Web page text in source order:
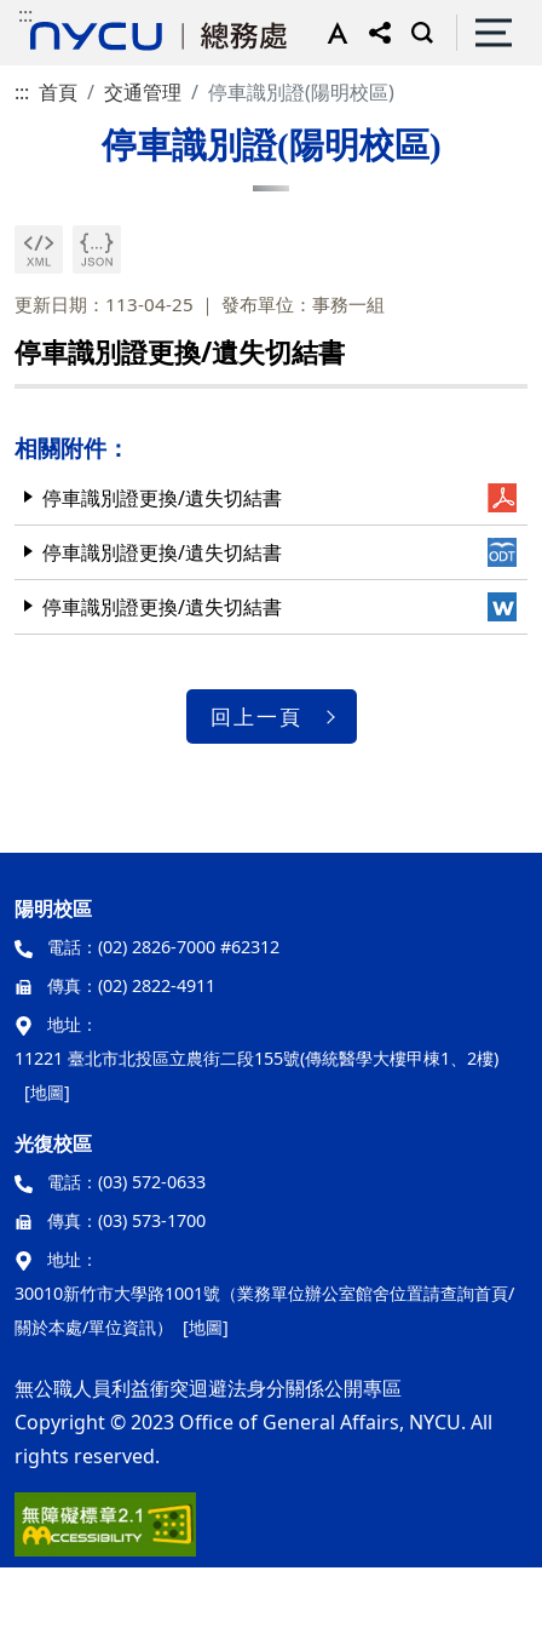
:::
::: 首頁 交通管理 停車識別證(陽明校區)
停車識別證(陽明校區)
更新日期：113-04-25 發布單位：事務一組
停車識別證更換/遺失切結書
相關附件：
停車識別證更換/遺失切結書
停車識別證更換/遺失切結書
停車識別證更換/遺失切結書
回上一頁
陽明校區
電話： (02) 2826-7000 #62312
傳真： (02) 2822-4911
地址：
11221 臺北市北投區立農街二段155號(傳統醫學大樓甲棟1、2樓)
[地圖]
光復校區
電話： (03) 572-0633
傳真： (03) 573-1700
地址：
30010新竹市大學路1001號（業務單位辦公室館舍位置請查詢首頁/
關於本處/單位資訊）
[地圖]
無公職人員利益衝突迴避法身分關係公開專區
Copyright © 2023 Office of General Affairs, NYCU. All
rights reserved.